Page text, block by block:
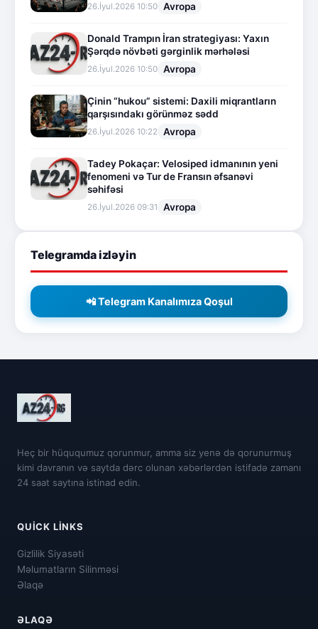
26.İyul.2026 10:50 Avropa
Donald Trampın İran strategiyası: Yaxın
Şərqdə növbəti gərginlik mərhələsi
26.İyul.2026 10:50 Avropa
Çinin “hukou” sistemi: Daxili miqrantların
qarşısındakı görünməz sədd
26.İyul.2026 10:22 Avropa
Tadey Pokaçar: Velosiped idmanının yeni
fenomeni və Tur de Fransın əfsanəvi
səhifəsi
26.İyul.2026 09:31 Avropa
Telegramda izləyin
📲 Telegram Kanalımıza Qoşul
Heç bir hüququmuz qorunmur, amma siz yenə də qorunurmuş
kimi davranın və saytda dərc olunan xəbərlərdən istifadə zamanı
24 saat saytına istinad edin.
QUICK LINKS
Gizlilik Siyasəti
Məlumatların Silinməsi
Əlaqə
ƏLAQƏ